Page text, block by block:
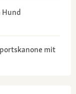
Hund
mit